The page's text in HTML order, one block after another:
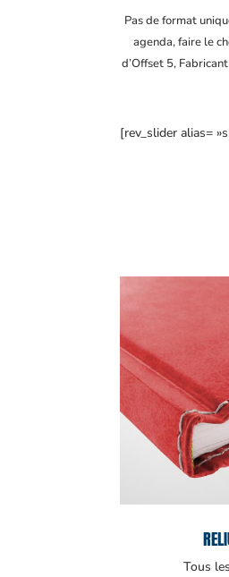
Pas de format
agenda, faire le
d’Offset 5,
[rev_slider alias=
Tous